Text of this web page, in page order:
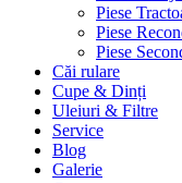
Piese
Piese
Piese
Căi rulare
Cupe & Dinți
Uleiuri & Filtre
Service
Blog
Galerie